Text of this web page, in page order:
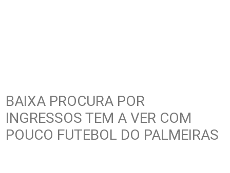
BAIXA PROCURA POR
INGRESSOS TEM A VER COM
POUCO FUTEBOL DO PALMEIRAS